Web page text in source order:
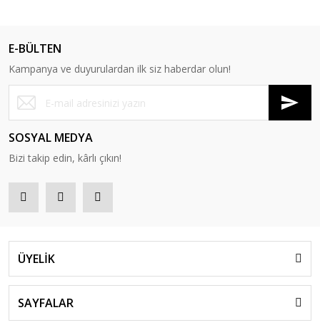
E-BÜLTEN
Kampanya ve duyurulardan ilk siz haberdar olun!
SOSYAL MEDYA
Bizi takip edin, kârlı çıkın!
ÜYELİK
SAYFALAR